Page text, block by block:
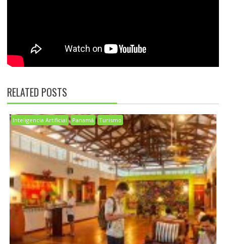
RELATED POSTS
Inteligencia Artificial Panamá Turismo